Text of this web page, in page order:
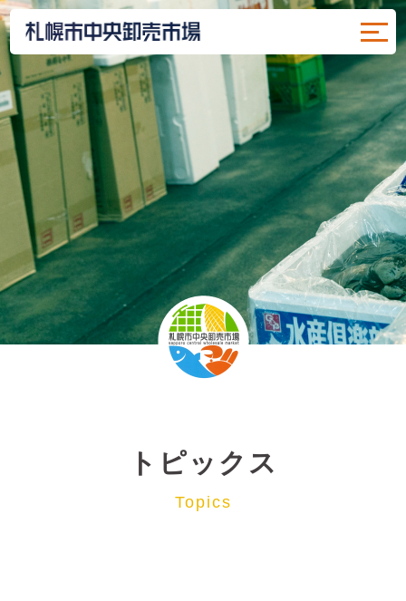
トピックス
Topics